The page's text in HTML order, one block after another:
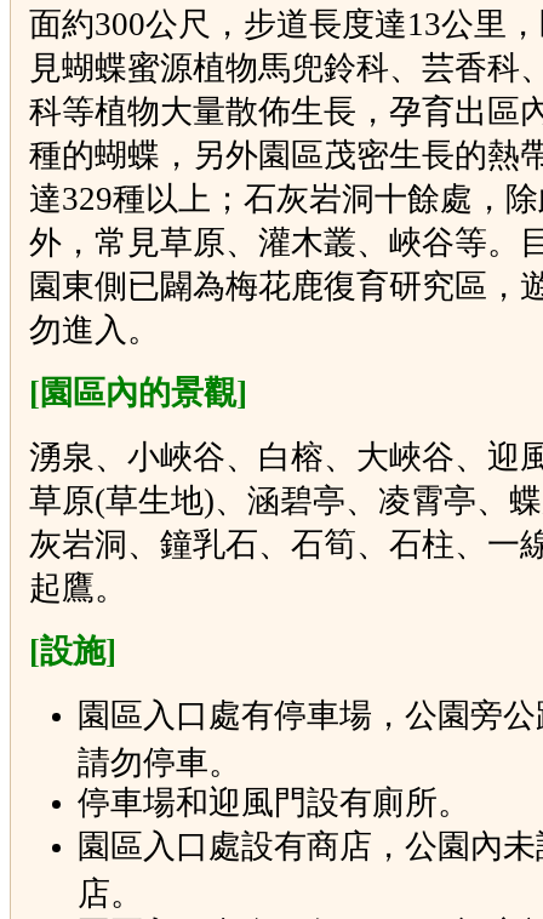
面約300公尺，步道長度達13公里
見蝴蝶蜜源植物馬兜鈴科、芸香科
科等植物大量散佈生長，孕育出區
種的蝴蝶，另外園區茂密生長的熱
達329種以上；石灰岩洞十餘處，
外，常見草原、灌木叢、峽谷等。
園東側已闢為梅花鹿復育研究區，
勿進入。
[園區內的景觀]
湧泉、小峽谷、白榕、大峽谷、迎
草原(草生地)、涵碧亭、凌霄亭、
灰岩洞、鐘乳石、石筍、石柱、一
起鷹。
[設施]
園區入口處有停車場，公園旁
請勿停車。
停車場和迎風門設有廁所。
園區入口處設有商店，公園內
店。